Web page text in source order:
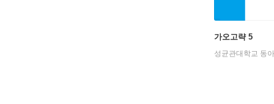
가오고략 5